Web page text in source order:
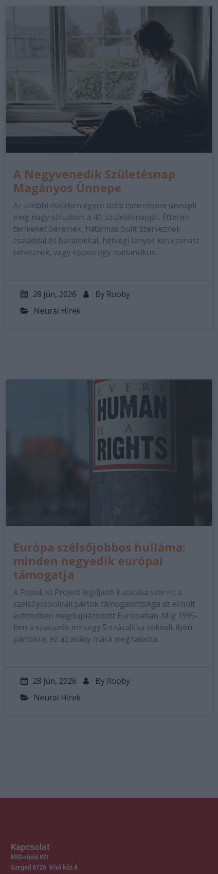
A Negyvenedik Születésnap
Magányos Ünnepe
Az utóbbi években egyre több ismerősöm ünnepli
meg nagy stílusban a 40. születésnapját. Éttermi
termeket bérelnek, hatalmas bulit szerveznek
családdal és barátokkal, hétvégi lányos kiruccanást
terveznek, vagy éppen egy romantikus…
28 jún, 2026 By Rooby
Neural Hírek
Európa szélsőjobbos hulláma:
minden negyedik európai
támogatja
A PopuList Project legújabb kutatása szerint a
szélsőjobboldali pártok támogatottsága az elmúlt
évtizedben megduplázódott Európában. Míg 1995-
ben a szavazók mintegy 5 százaléka voksolt ilyen
pártokra, ez az arány mára meghaladta…
28 jún, 2026 By Rooby
Neural Hírek
Kapcsolat
MIG-ráció Kft
Szeged 6726 Vívó köz 4